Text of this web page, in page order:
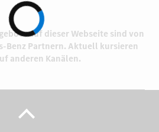
auf dieser Webseite sind von
Benz Partnern. Aktuell kursieren
anderen Kanälen.